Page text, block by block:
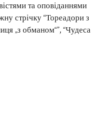
та оповіданнями
стрічку “Тореадори з
„з обманом“”, “Чудеса